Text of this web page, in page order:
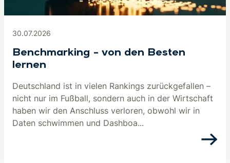
30.07.2026
Benchmarking – von den Besten
lernen
Deutschland ist in vielen Rankings zurückgefallen –
nicht nur im Fußball, sondern auch in der Wirtschaft
haben wir den Anschluss verloren, obwohl wir in
Daten schwimmen und Dashboa...